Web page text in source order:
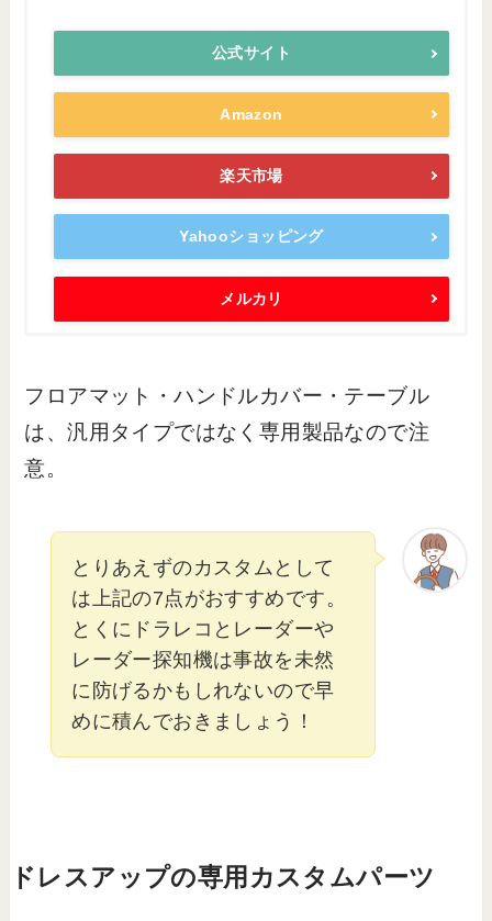
公式サイト
Amazon
楽天市場
Yahooショッピング
メルカリ
フロアマット・ハンドルカバー・テーブル
は、汎用タイプではなく専用製品なので注
意。
とりあえずのカスタムとして
は上記の7点がおすすめです。
とくにドラレコとレーダーや
レーダー探知機は事故を未然
に防げるかもしれないので早
めに積んでおきましょう！
ドレスアップの専用カスタムパーツ